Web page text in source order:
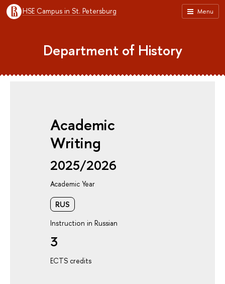
Menu
HSE Campus in St. Petersburg
Department of History
Academic
Writing
2025/2026
Academic Year
RUS
Instruction in Russian
3
ECTS credits